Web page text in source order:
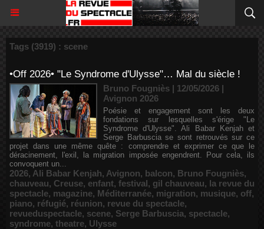
Tags (3919) : scene
•Off 2026• "Le Syndrome d'Ulysse"… Mal du siècle !
Bruno Fougniès | 12/05/2026 |
Avignon 2026
Poésie et engagement sont les deux
fondations sur lesquelles s'érige "Le
Syndrome d'Ulysse". Ali Babar Kenjah et
Serge Barbuscia se sont retrouvés sur ce
projet dans une même quête : comprendre et exprimer ce que le
déracinement, l'exil, la migration imposée engendrent. Pour cela, ils
convoquent un...
2026, Ali Babar Kenjah, Avignon, balcon, Bruno Fougniès,
chauveau, Creuse, enfant, festival, gil chauveau, la revue du
spectacle, magazine, Méditerranée, migration, musique, off,
piano, réfugié, réunion, revue du spectacle,
revueduspectacle, scene, Serge Barbuscia, spectacle,
syndrome, theatre, Ulysse